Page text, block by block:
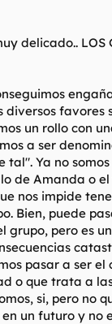
delicado.. LOS
favores
un rollo con
a ser
tal". Ya no
de Amanda o el
nos impide
Bien, puede
grupo, pero es
pasar a ser el
o que trata a
si, pero no
un futuro y no